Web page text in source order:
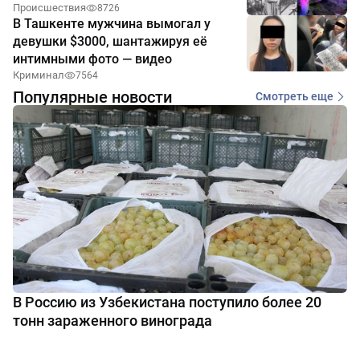
Происшествия 8726
В Ташкенте мужчина вымогал у
девушки $3000, шантажируя её
интимными фото — видео
Криминал 7564
Популярные новости Смотреть еще
В Россию из Узбекистана поступило более 20
тонн зараженного винограда